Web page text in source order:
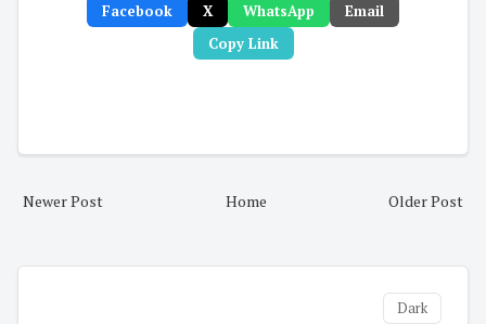
Facebook X WhatsApp
Email
Copy Link
Newer Post Older Post
Home
Dark